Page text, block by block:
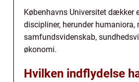
Københavns Universitet dækker
discipliner, herunder humaniora,
samfundsvidenskab,
økonomi.
Hvilken indflydelse